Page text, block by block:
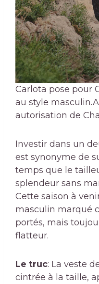
Carlota pose pour
au style masculin.
autorisation de
Investir dans un
est synonyme de
temps que le
splendeur sans
Cette saison à
masculin marqué
portés, mais
flatteur.
Le truc: La veste
cintrée à la taille,